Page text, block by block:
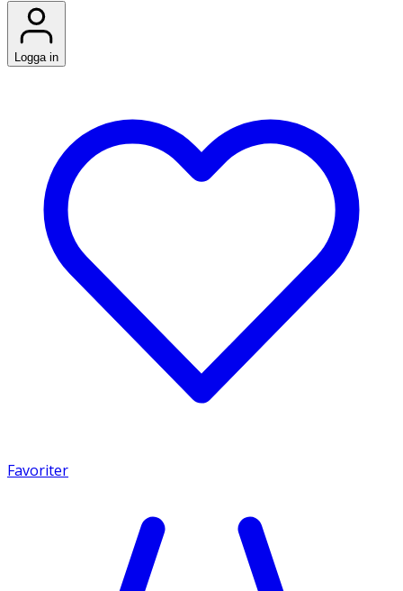
Logga in
Favoriter